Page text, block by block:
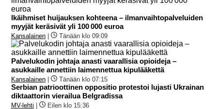
Ikäihmiset huijauksen kohteena – ilmanvaihtopalveluiden
myyjät keräsivät yli 100 000 euroa
Kansalainen Tänään klo 09:09
Palvelukodin johtaja anasti vaarallisia opioideja –
asukkaille annettiin laimennettua kipulääkettä
Kansalainen Tänään klo 07:15
Serbian patrioottinen oppositio protestoi lujasti Ukrainan
diktaattorin vierailua Belgradissa
MV-lehti Eilen klo 15:36